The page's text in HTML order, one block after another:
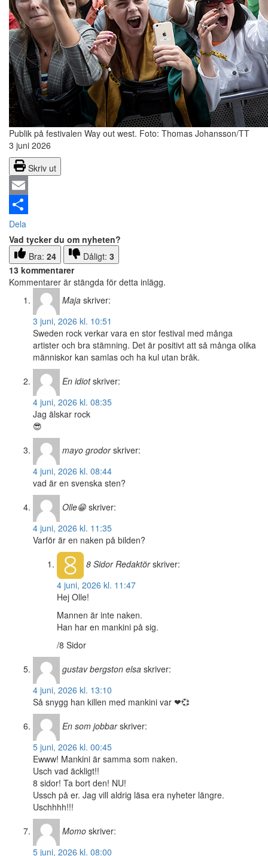
Publik på festivalen Way out west. Foto: Thomas Johansson/TT
3 juni 2026
Skriv ut
Email
Dela
Vad tycker du om nyheten?
Bra: 24 Dåligt: 3
13 kommentarer
Kommentarer är stängda för detta inlägg.
Maja skriver:
3 juni, 2026 kl. 10:51
Sweden rock verkar vara en stor festival med många
artister och bra stämning. Det är positivt att så många olika
människor kan samlas och ha kul utan bråk.
En idiot skriver:
4 juni, 2026 kl. 08:35
Jag älskar rock
😎
mayo grodor skriver:
4 juni, 2026 kl. 08:44
vad är en svenska sten?
Olle😁 skriver:
4 juni, 2026 kl. 11:35
Varför är en naken på bilden?
8 SidorRedaktör skriver:
4 juni, 2026 kl. 11:47
Hej Olle!
Mannen är inte naken.
Han har en mankini på sig.
/8 Sidor
gustav bergston elsa skriver:
4 juni, 2026 kl. 13:10
Så snygg han killen med mankini var ❤💞
En som jobbar skriver:
5 juni, 2026 kl. 00:45
Ewww! Mankini är samma som naken.
Usch vad äckligt!!
8 sidor! Ta bort den! NU!
Ussch på er. Jag vill aldrig läsa era nyheter längre.
Uschhhh!!!
Momo skriver:
5 juni, 2026 kl. 08:00